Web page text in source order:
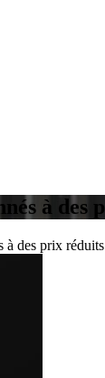
à des
à des prix réduits